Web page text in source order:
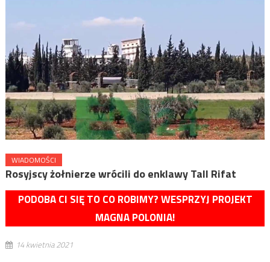
WIADOMOŚCI
Rosyjscy żołnierze wrócili do enklawy Tall Rifat
PODOBA CI SIĘ TO CO ROBIMY? WESPRZYJ PROJEKT
MAGNA POLONIA!
14 kwietnia 2021